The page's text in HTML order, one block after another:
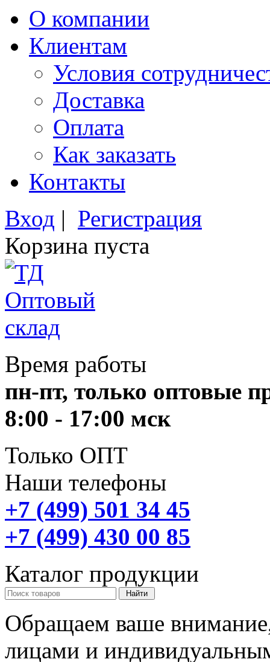
О компании
Клиентам
Условия
Доставка
Оплата
Как заказать
Контакты
Вход | Регистрация
Корзина пуста
Время работы
пн-пт, только оптовые
8:00 - 17:00 мск
Только ОПТ
Наши телефоны
+7 (499) 501 34 45
+7 (499) 430 00 85
Каталог продукции
Обращаем ваше
лицами и